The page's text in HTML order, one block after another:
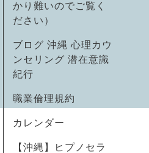
かり難いのでご覧く
ださい）
ブログ 沖縄 心理カウ
ンセリング 潜在意識
紀行
職業倫理規約
カレンダー
【沖縄】ヒプノセラ